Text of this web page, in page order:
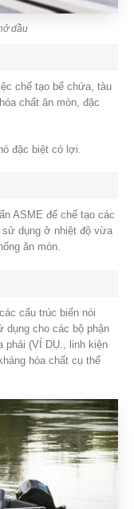
dầu
chế tạo bể chứa, tàu
chất ăn mòn, đặc
đặc biệt có lợi.
ASME để chế tạo các
sử dụng ở nhiệt độ vừa
ăn mòn.
cấu trúc biển nói
dụng cho các bộ phận
phải (VÍ DỤ., linh kiện
hóa chất cụ thể